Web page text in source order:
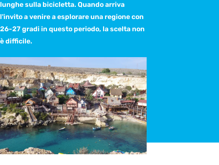
lunghe sulla bicicletta. Quando arriva
l'invito a venire a esplorare una regione con
26-27 gradi in questo periodo, la scelta non
è difficile.